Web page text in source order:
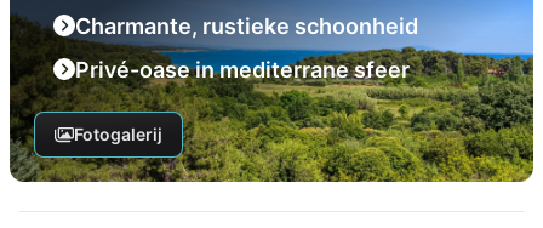
Charmante, rustieke schoonheid
Privé-oase in mediterrane sfeer
Fotogalerij